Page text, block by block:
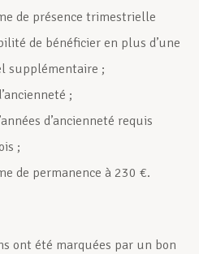
de présence trimestrielle
de bénéficier en plus d’une
supplémentaire ;
;
d’ancienneté requis
;
de permanence à 230 €.
ont été marquées par un bon